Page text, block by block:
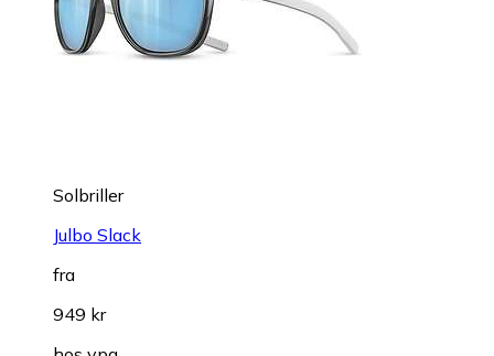
Solbriller
Julbo Slack
fra
949 kr